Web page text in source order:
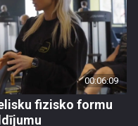
00:06:09
fizisko formu